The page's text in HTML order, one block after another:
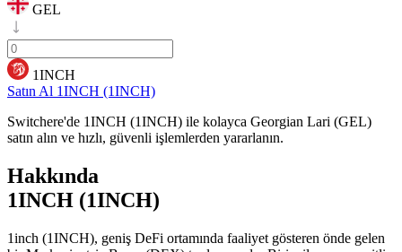
GEL
1INCH
Satın Al 1INCH (1INCH)
Switchere'de 1INCH (1INCH) ile kolayca Georgian Lari (GEL)
satın alın ve hızlı, güvenli işlemlerden yararlanın.
Hakkında
1INCH (1INCH)
1inch (1INCH), geniş DeFi ortamında faaliyet gösteren önde gelen